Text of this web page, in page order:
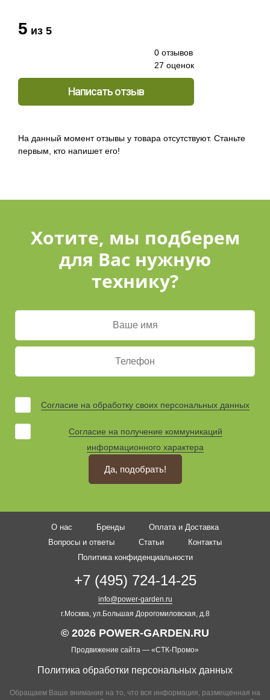
5 из 5
0 отзывов
27 оценок
Написать отзыв
На данный момент отзывы у товара отсутствуют. Станьте
первым, кто напишет его!
Хотите, мы подберем
для Вас нужную
технику?
Согласие на обработку своих персональных данных
Согласие на получение коммуникаций
информационного характера
Да, подобрать!
О нас Бренды
Оплата и Доставка
Вопросы и ответы
Статьи
Контакты
Политика конфиденциальности
+7 (495) 724-14-25
info@power-garden.ru
г.Москва, ул.Большая Дорогомиловская, д.8
Обращаем Ваше внимание на то, что вся информация, размещенная на
© 2026 POWER-GARDEN.RU
Продвижение сайта — «СТК-Промо»
Политика обработки персональных данных